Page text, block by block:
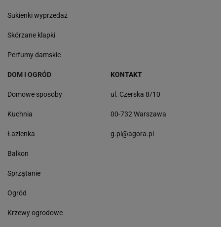
Sukienki wyprzedaż
Skórzane klapki
Perfumy damskie
DOM I OGRÓD
Domowe sposoby
Kuchnia
Łazienka
Balkon
Sprzątanie
Ogród
Krzewy ogrodowe
KONTAKT
ul. Czerska 8/10
00-732 Warszawa
g.pl@agora.pl